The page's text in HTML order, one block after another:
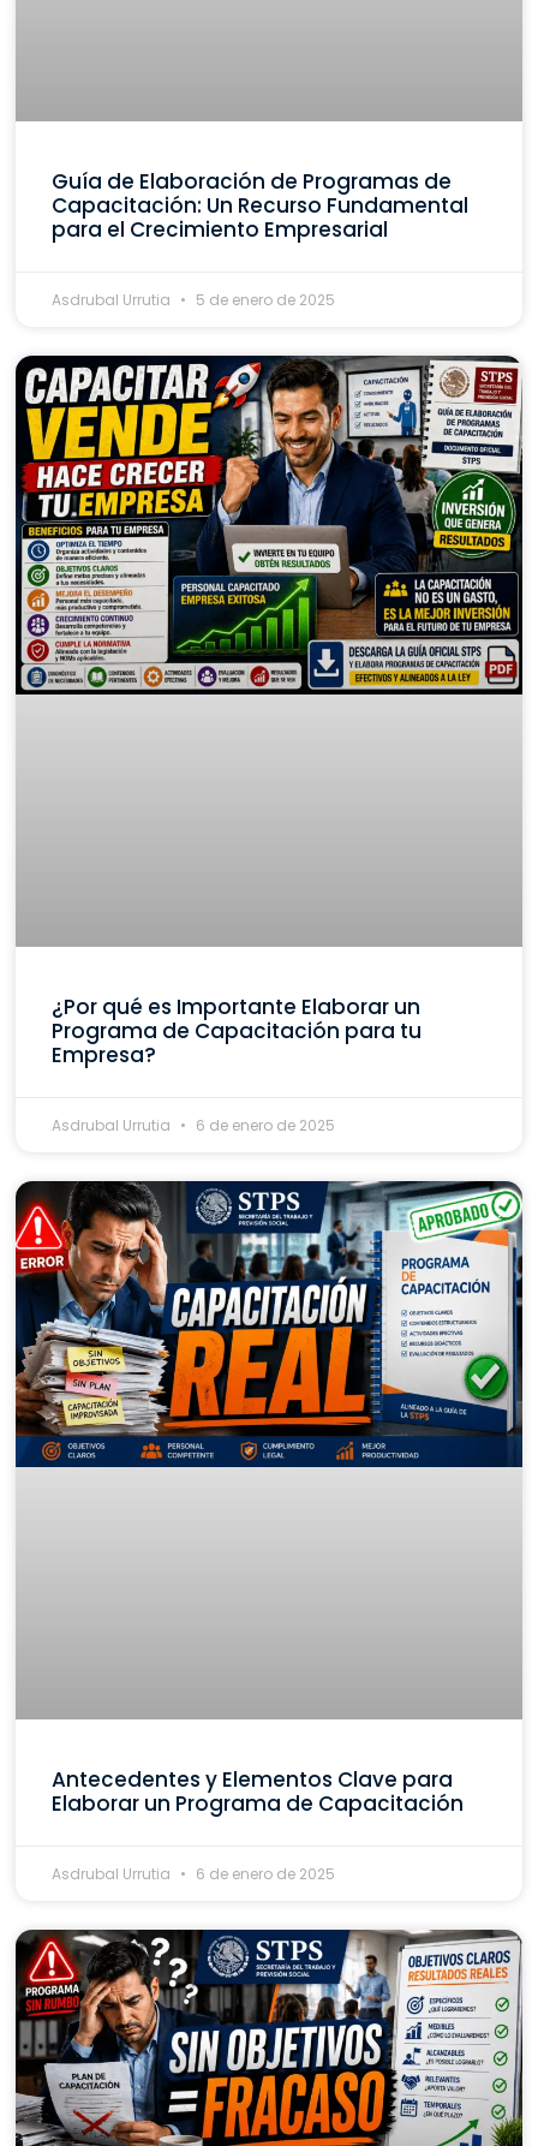
Guía de Elaboración de Programas de
Capacitación: Un Recurso Fundamental
para el Crecimiento Empresarial
Asdrubal Urrutia 5 de enero de 2025
¿Por qué es Importante Elaborar un
Programa de Capacitación para tu
Empresa?
Asdrubal Urrutia 6 de enero de 2025
Antecedentes y Elementos Clave para
Elaborar un Programa de Capacitación
Asdrubal Urrutia 6 de enero de 2025